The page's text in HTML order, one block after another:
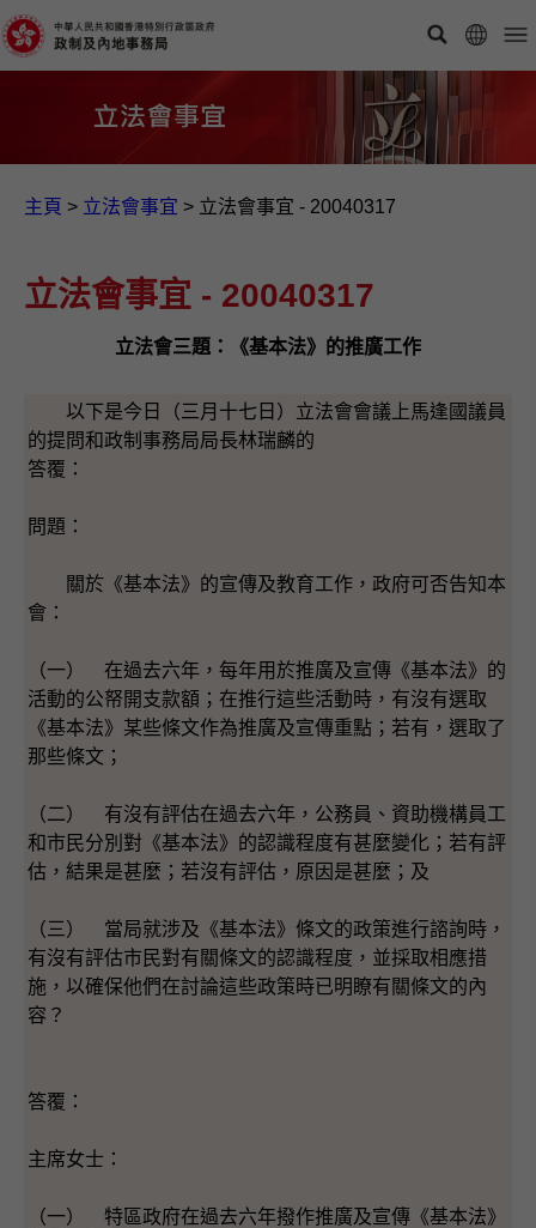
主頁 > 立法會事宜 > 立法會事宜 - 20040317
立法會事宜 - 20040317
立法會三題：《基本法》的推廣工作
以下是今日（三月十七日）立法會會議上馬逢國議員
的提問和政制事務局局長林瑞麟的
答覆：
問題：
關於《基本法》的宣傳及教育工作，政府可否告知本
會：
（一） 在過去六年，每年用於推廣及宣傳《基本法》的
活動的公帑開支款額；在推行這些活動時，有沒有選取
《基本法》某些條文作為推廣及宣傳重點；若有，選取了
那些條文；
（二） 有沒有評估在過去六年，公務員、資助機構員工
和市民分別對《基本法》的認識程度有甚麼變化；若有評
估，結果是甚麼；若沒有評估，原因是甚麼；及
（三） 當局就涉及《基本法》條文的政策進行諮詢時，
有沒有評估市民對有關條文的認識程度，並採取相應措
施，以確保他們在討論這些政策時已明瞭有關條文的內
容？
答覆：
主席女士：
（一） 特區政府在過去六年撥作推廣及宣傳《基本法》